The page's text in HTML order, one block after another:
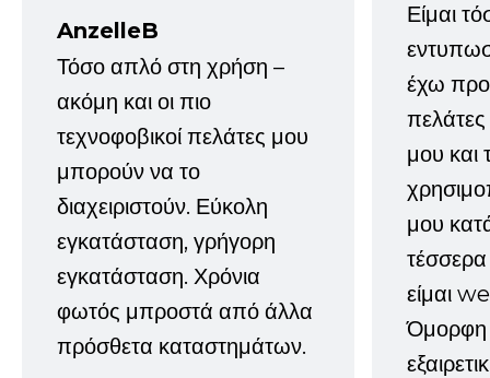
AnzelleB
Τόσο απλό στη χρήση –
ακόμη και οι πιο
τεχνοφοβικοί πελάτες μου
μπορούν να το
διαχειριστούν. Εύκολη
εγκατάσταση, γρήγορη
εγκατάσταση. Χρόνια
φωτός μπροστά από άλλα
πρόσθετα καταστημάτων.
Είμαι
έχω
μου και
μου
είμαι
Όμορφη